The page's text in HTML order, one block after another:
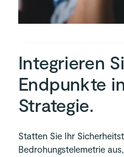
Integrieren
Endpunkte
Strategie.
Statten Sie Ihr
Bedrohungstelemetrie